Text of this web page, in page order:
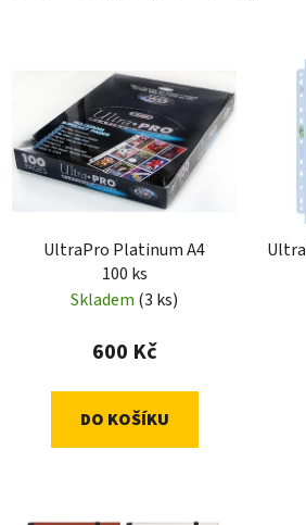
UltraPro Platinum A4
100 ks
Skladem (3 ks)
600 Kč
DO KOŠÍKU